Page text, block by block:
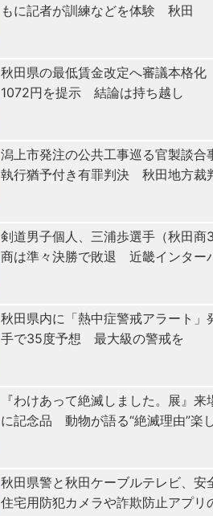
もに記者が訓練などを体験 秋田
秋田県の最低賃金改定へ審議本格
1072円を提示 結論は持ち越し
潟上市発注の公共工事巡る官製談
執行猶予付き有罪判決 秋田地方裁
剣道男子個人、三浦歩選手（秋田
商は準々決勝で敗退 近畿インター
秋田県内に「熱中症警戒アラート
手で35度予想 最大級の警戒を
『わけあって絶滅しました。展』
に記念品 動物が語る“絶滅理由”楽
秋田県警と秋田ケーブルテレビ、
住宅用防犯カメラや詐欺防止アプリ